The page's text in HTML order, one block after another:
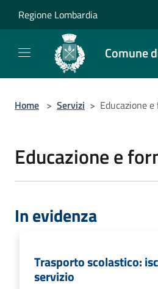
Regione Lombardia
Comune
Home > Servizi > Educazione
Educazione e
In evidenza
Trasporto scolastico:
servizio